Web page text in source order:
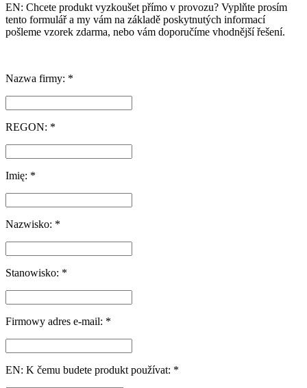
EN: Chcete produkt vyzkoušet přímo v provozu? Vyplňte prosím
tento formulář a my vám na základě poskytnutých informací
pošleme vzorek zdarma, nebo vám doporučíme vhodnější řešení.
Nazwa firmy: *
REGON: *
Imię: *
Nazwisko: *
Stanowisko: *
Firmowy adres e-mail: *
EN: K čemu budete produkt používat: *